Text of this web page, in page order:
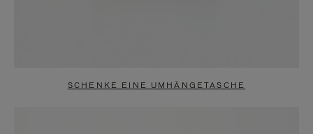
SCHENKE EINE UMHÄNGETASCHE